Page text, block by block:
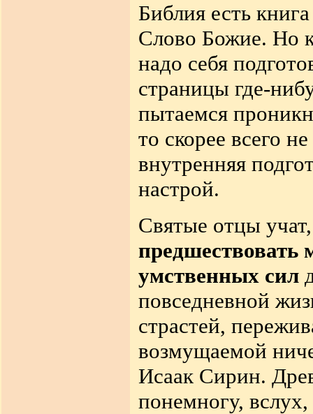
Библия есть
Слово Божие. Но
надо себя
страницы где-
пытаемся
то скорее всего
внутренняя
настрой.
Святые отцы
умственных сил
повседневной
страстей,
возмущаемой
Исаак Сирин.
понемногу,